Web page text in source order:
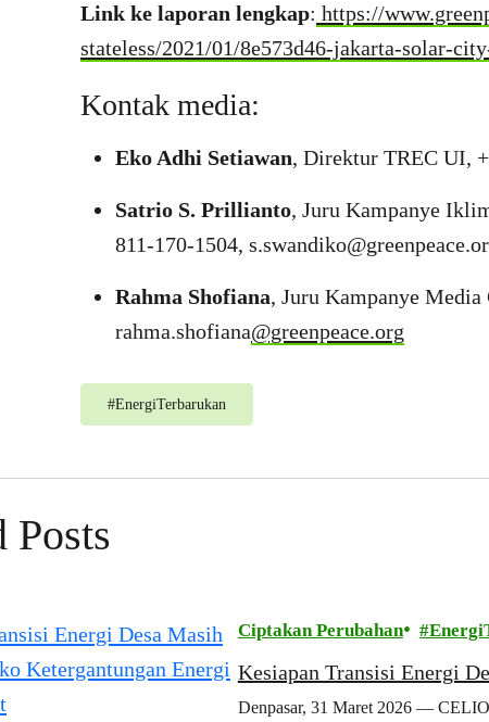
Link ke laporan lengkap: https://
stateless/2021/01/8e573d46-jakarta-solar-
Kontak media:
Eko Adhi Setiawan, Direktur TREC UI,
Satrio S. Prillianto, Juru Kampanye
811-170-1504,
Rahma Shofiana, Juru Kampanye Media
rahma.shofiana@greenpeace.org
#EnergiTerbarukan
Posts
Ciptakan Perubahan
Kesiapan Transisi Energi
Denpasar, 31 Maret 2026 —